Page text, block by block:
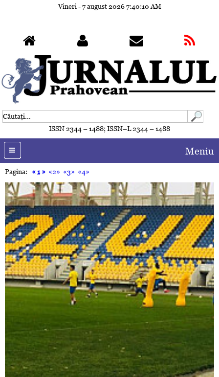
Vineri - 7 august 20267:40:13 AM
ISSN 2344 – 1488; ISSN–L 2344 – 1488
Meniu
Pagina: «1» «2» «3» «4»